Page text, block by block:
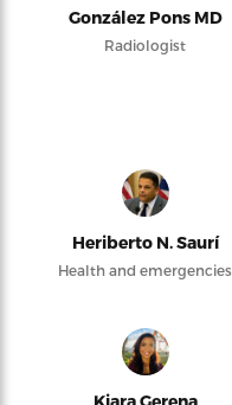
González Pons MD
Radiologist
Heriberto N. Saurí
Health and emergencies
Kiara Gerena